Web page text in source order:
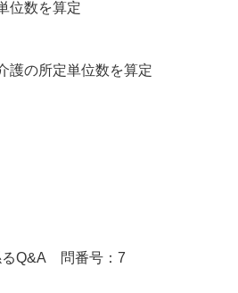
位数を算定
の所定単位数を算定
Q&A 問番号：7